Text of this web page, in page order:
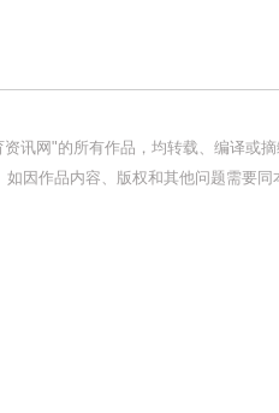
讯网"的所有作品，均转载、编译或
因作品内容、版权和其他问题需要